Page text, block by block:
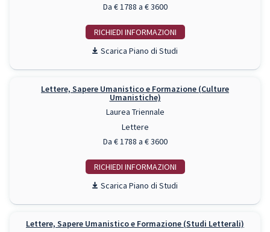
Da € 1788 a € 3600
RICHIEDI INFO
Piano di Studi
Lettere, Sapere Umanistico e Formazione (Culture
Umanistiche)
Laurea Triennale
Lettere
Da € 1788 a € 3600
RICHIEDI INFO
Piano di Studi
Lettere, Sapere Umanistico e Formazione (Studi Letterali)